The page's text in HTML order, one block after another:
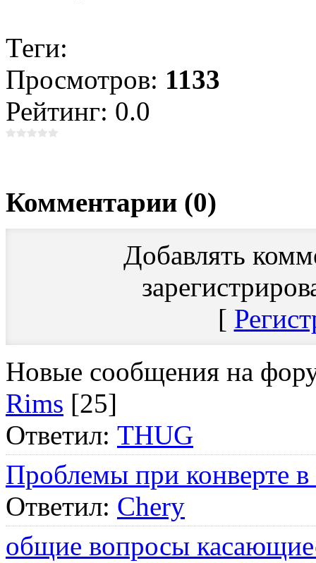
Теги:
Просмотров: 1133
Рейтинг: 0.0
Комментарии (0)
Добавлять
[
Новые сообщения на
Rims [25]
Ответил: THUG
Проблемы при конверте
Ответил: Chery
общие вопросы